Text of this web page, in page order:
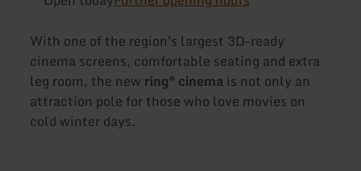
With one of the region's largest 3D-ready
cinema screens, comfortable seating and extra
leg room, the new ring° cinema is not only an
attraction pole for those who love movies on
cold winter days.